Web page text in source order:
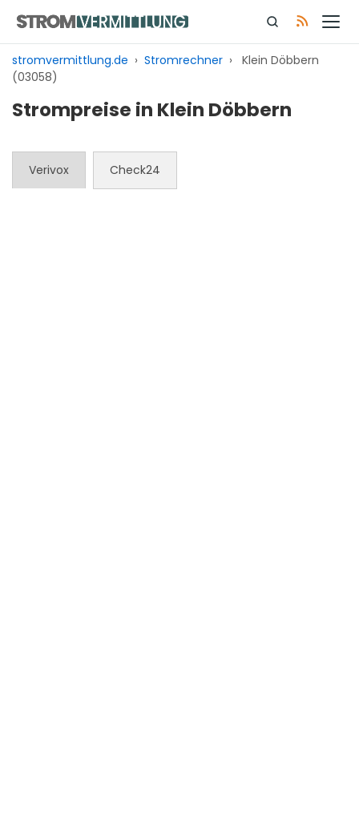
Inhalt
springen
stromvermittlung.de › Stromrechner › Klein Döbbern
(03058)
Strompreise in Klein Döbbern
Verivox Check24